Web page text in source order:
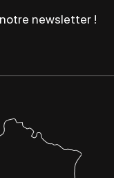
newsletter !